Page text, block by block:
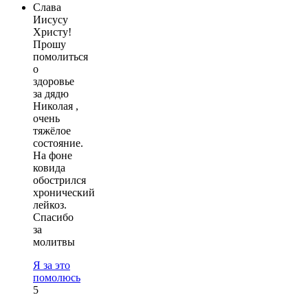
Слава
Иисусу
Христу!
Прошу
помолиться
о
здоровье
за дядю
Николая ,
очень
тяжёлое
состояние.
На фоне
ковида
обострился
хронический
лейкоз.
Спасибо
за
молитвы
Я за это
помолюсь
5